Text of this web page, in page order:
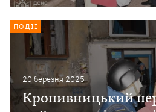
20 березня 2025
Кропивницький
ПОДІЇ